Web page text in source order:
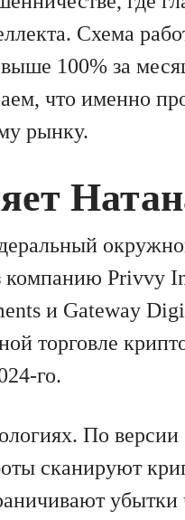
Схема
100% за
что именно
рынку.
компанию Privvy
и Gateway
торговле
го.
По
сканируют
убытки